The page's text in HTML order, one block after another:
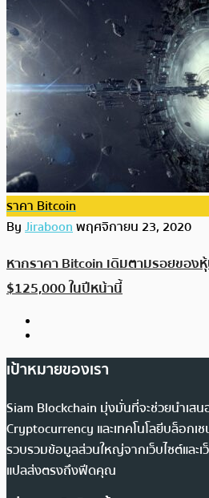
ราคา Bitcoin
ByJiraboonพฤศจิกายน 23, 2020
หากราคา Bitcoin เดิมตามรอยของ
$125,000 ในปีหน้านี้
เป้าหมายของเรา
Siam Blockchain มุ่งมั่นที่จะช่วยนำเสน
Cryptocurrency และเทคโนโลยีบล็อกเ
รวบรวมข้อมูลส่วนใหญ่จากเว็บไซต์และ
แปลส่งตรงถึงฟีดคุณ